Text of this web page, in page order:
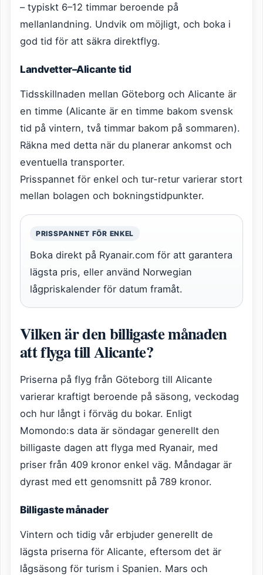
– typiskt 6–12 timmar beroende på
mellanlandning. Undvik om möjligt, och boka i
god tid för att säkra direktflyg.
Landvetter–Alicante tid
Tidsskillnaden mellan Göteborg och Alicante är
en timme (Alicante är en timme bakom svensk
tid på vintern, två timmar bakom på sommaren).
Räkna med detta när du planerar ankomst och
eventuella transporter.
Prisspannet för enkel och tur-retur varierar stort
mellan bolagen och bokningstidpunkter.
PRISSPANNET FÖR ENKEL
Boka direkt på Ryanair.com för att garantera
lägsta pris, eller använd Norwegian
lågpriskalender för datum framåt.
Vilken är den billigaste månaden
att flyga till Alicante?
Priserna på flyg från Göteborg till Alicante
varierar kraftigt beroende på säsong, veckodag
och hur långt i förväg du bokar. Enligt
Momondo:s data är söndagar generellt den
billigaste dagen att flyga med Ryanair, med
priser från 409 kronor enkel väg. Måndagar är
dyrast med ett genomsnitt på 789 kronor.
Billigaste månader
Vintern och tidig vår erbjuder generellt de
lägsta priserna för Alicante, eftersom det är
lågsäsong för turism i Spanien. Mars och